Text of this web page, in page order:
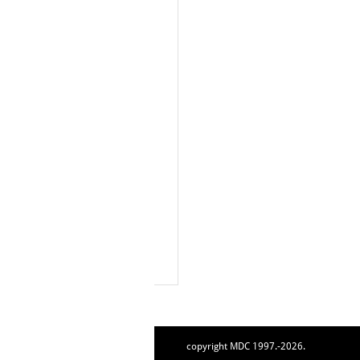
copyright MDC 1997.-2026.